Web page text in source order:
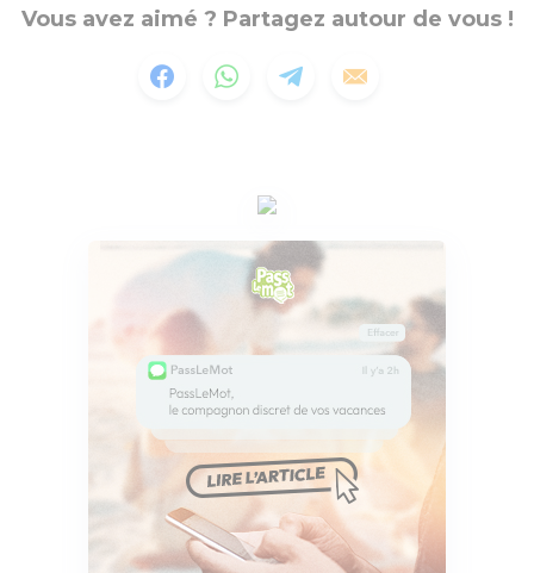
Vous avez aimé ? Partagez autour de vous !